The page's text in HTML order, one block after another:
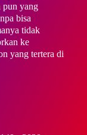
pun yang
bisa
tidak
ke
yang tertera di